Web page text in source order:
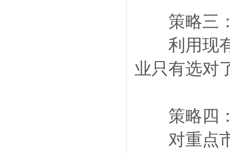
策略三：
利用现有
业只有选对
策略四：
对重点市